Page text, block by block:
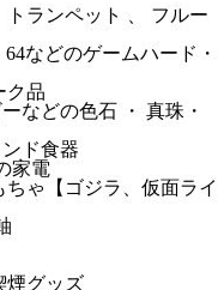
ランペット 、 フルー
などのゲームハード・
ク品
などの色石 ・ 真珠・
ド食器
家電
ゃ【ゴジラ、仮面ライ
煙グッズ